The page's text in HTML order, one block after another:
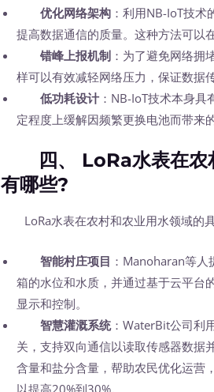
优化网络架构 ：利用NB-IoT技
提高数据通信的质量。这种方法可以
错峰上报机制 ：为了避免网络拥
样可以有效减轻网络压力，保证数据
低功耗设计：NB-IoT技术本身具
定程度上缓解因频繁更换电池而带来
四、 LoRa水表在农
有哪些?
LoRa水表在农村和农业用水领域的具
智能村庄项目 ：Manoharan等
箱的水位和水质，并通过基于云平台
显示和控制。
智慧灌溉系统：WaterBit公司利
关，支持双向通信以读取传感器数据
含量和盐分含量，帮助农民优化运营
以提高20%到30%。